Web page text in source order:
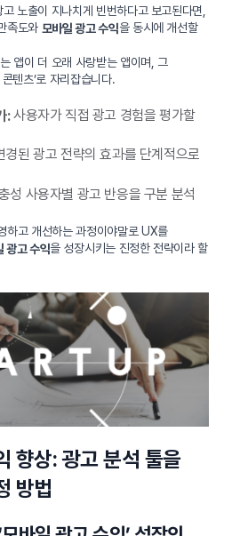
노출이 지나치게 빈번하다고 보고된다면,
족도와 모바일 광고 수익을 동시에 개선할
앱이 더 오래 사랑받는 앱이며, 그
텐츠’로 자리잡습니다.
:사용자가 직접 광고 경험을 평가할
된 광고 전략의 효과를 단계적으로
성 사용자별 광고 반응을 구분 분석
하고 개선하는 과정이야말로 UX를
광고 수익을 성장시키는 진정한 전략이라 할
향상: 광고 분석 툴을
방법